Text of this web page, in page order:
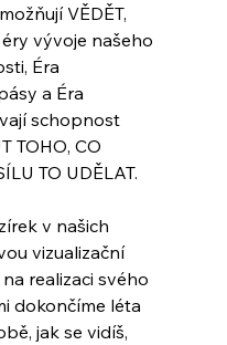
VĚDĚT,
vývoje našeho
Éra
a Éra
schopnost
TOHO, CO
TO UDĚLAT.
v našich
vizualizační
realizaci svého
dokončíme léta
jak se vidíš,